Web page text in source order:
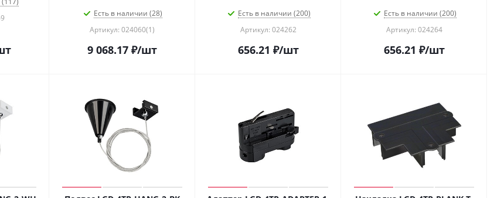
Есть в наличии (28)
Артикул: 024060(1)
9 068.17 ₽/шт
Есть в наличии (200)
Артикул: 024262
656.21 ₽/шт
Есть в наличии (200)
Артикул: 024264
656.21 ₽/шт